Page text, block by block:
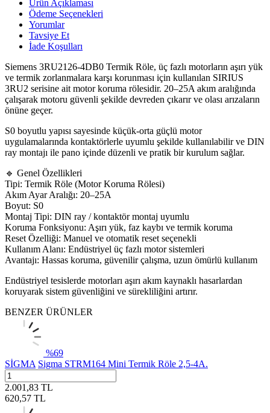
Ürün Açıklaması
Ödeme Seçenekleri
Yorumlar
Tavsiye Et
İade Koşulları
Siemens 3RU2126-4DB0 Termik Röle, üç fazlı motorların aşırı yük
ve termik zorlanmalara karşı korunması için kullanılan SIRIUS
3RU2 serisine ait motor koruma rölesidir. 20–25A akım aralığında
çalışarak motoru güvenli şekilde devreden çıkarır ve olası arızaların
önüne geçer.
S0 boyutlu yapısı sayesinde küçük-orta güçlü motor
uygulamalarında kontaktörlerle uyumlu şekilde kullanılabilir ve DIN
ray montajı ile pano içinde düzenli ve pratik bir kurulum sağlar.
🔹 Genel Özellikleri
Tipi: Termik Röle (Motor Koruma Rölesi)
Akım Ayar Aralığı: 20–25A
Boyut: S0
Montaj Tipi: DIN ray / kontaktör montaj uyumlu
Koruma Fonksiyonu: Aşırı yük, faz kaybı ve termik koruma
Reset Özelliği: Manuel ve otomatik reset seçenekli
Kullanım Alanı: Endüstriyel üç fazlı motor sistemleri
Avantajı: Hassas koruma, güvenilir çalışma, uzun ömürlü kullanım
Endüstriyel tesislerde motorları aşırı akım kaynaklı hasarlardan
koruyarak sistem güvenliğini ve sürekliliğini artırır.
BENZER ÜRÜNLER
%69
SİGMA Sigma STRM164 Mini Termik Röle 2,5-4A.
2.001,83 TL
620,57 TL